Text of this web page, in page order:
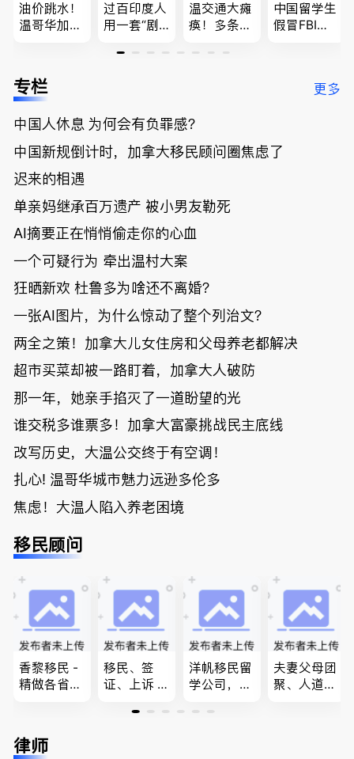
油价跳水！
温哥华加油
低；免费狂
送50万磅蔬
温“丑陋土
豆日”冲击
吉尼斯纪
录；惨！留
骗光2万美
元，还被卷
入跨国刑案
账户遭封！
过百印度人
用一套“剧
官：太假
欠款多出$1
9万；突
发！无辜男
亡；
温交通大瘫
痪！多条主
底；做顿饭
单；房市崩
盘前兆？加
国租赁市场
中国留学生
假冒FBI上
夫妻住进殡
专栏 更多
中国人休息 为何会有负罪感？
中国新规倒计时，加拿大移民顾问圈焦虑了
迟来的相遇
单亲妈继承百万遗产 被小男友勒死
AI摘要正在悄悄偷走你的心血
一个可疑行为 牵出温村大案
狂晒新欢 杜鲁多为啥还不离婚？
一张AI图片，为什么惊动了整个列治文？
两全之策！加拿大儿女住房和父母养老都解决
超市买菜却被一路盯着，加拿大人破防
那一年，她亲手掐灭了一道盼望的光
谁交税多谁票多！加拿大富豪挑战民主底线
改写历史，大温公交终于有空调！
扎心! 温哥华城市魅力远逊多伦多
焦虑！大温人陷入养老困境
移民顾问
香黎移民 -
精做各省省
推荐。持牌
顾问免费为
移民、签
证、上诉 --
责、全程跟
洋帆移民留
学公司，精
签各类签证
夫妻父母团
聚、人道移
律师